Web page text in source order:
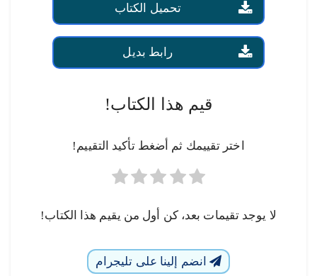
تحميل الكتاب
رابط بديل
قيم هذا الكتاب!
اختر تقييمك ثم أضغط تأكيد التقييم!
لا يوجد تقيمات بعد، كن أول من يقيم هذا الكتاب!
انضم إلينا على تليجرام